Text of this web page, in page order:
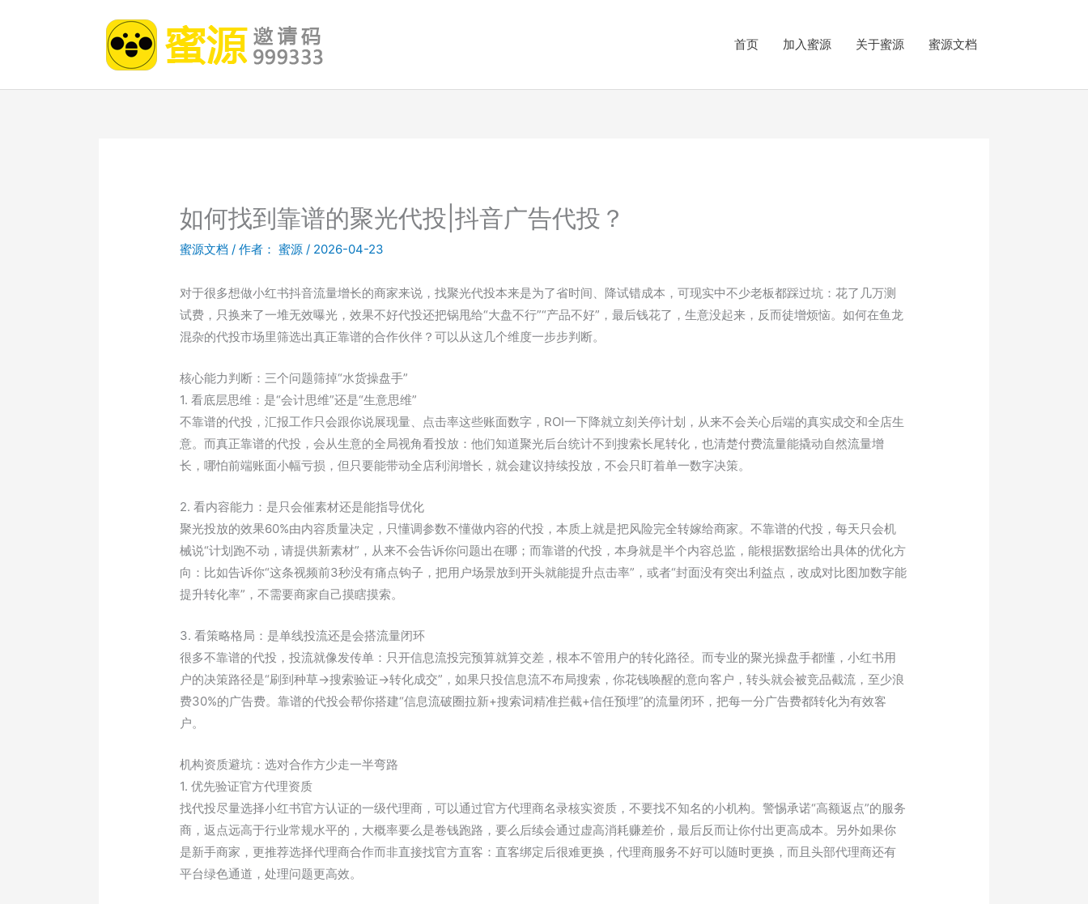
首页 加入蜜源 关于蜜源 蜜源文档
如何找到靠谱的聚光代投|抖音广告代投？
蜜源文档 / 作者： 蜜源/ 2026-04-23
对于很多想做小红书抖音流量增长的商家来说，找聚光代投本来是为了省时间、降试错成本，可现实中不少老板都踩过坑：花了几万测
试费，只换来了一堆无效曝光，效果不好代投还把锅甩给“大盘不行”“产品不好”，最后钱花了，生意没起来，反而徒增烦恼。如何在鱼龙
混杂的代投市场里筛选出真正靠谱的合作伙伴？可以从这几个维度一步步判断。
核心能力判断：三个问题筛掉“水货操盘手”
1. 看底层思维：是“会计思维”还是“生意思维”
不靠谱的代投，汇报工作只会跟你说展现量、点击率这些账面数字，ROI一下降就立刻关停计划，从来不会关心后端的真实成交和全店生
意。而真正靠谱的代投，会从生意的全局视角看投放：他们知道聚光后台统计不到搜索长尾转化，也清楚付费流量能撬动自然流量增
长，哪怕前端账面小幅亏损，但只要能带动全店利润增长，就会建议持续投放，不会只盯着单一数字决策。
2. 看内容能力：是只会催素材还是能指导优化
聚光投放的效果60%由内容质量决定，只懂调参数不懂做内容的代投，本质上就是把风险完全转嫁给商家。不靠谱的代投，每天只会机
械说“计划跑不动，请提供新素材”，从来不会告诉你问题出在哪；而靠谱的代投，本身就是半个内容总监，能根据数据给出具体的优化方
向：比如告诉你“这条视频前3秒没有痛点钩子，把用户场景放到开头就能提升点击率”，或者“封面没有突出利益点，改成对比图加数字能
提升转化率”，不需要商家自己摸瞎摸索。
3. 看策略格局：是单线投流还是会搭流量闭环
很多不靠谱的代投，投流就像发传单：只开信息流投完预算就算交差，根本不管用户的转化路径。而专业的聚光操盘手都懂，小红书用
户的决策路径是“刷到种草→搜索验证→转化成交”，如果只投信息流不布局搜索，你花钱唤醒的意向客户，转头就会被竞品截流，至少浪
费30%的广告费。靠谱的代投会帮你搭建“信息流破圈拉新+搜索词精准拦截+信任预埋”的流量闭环，把每一分广告费都转化为有效客
户。
机构资质避坑：选对合作方少走一半弯路
1. 优先验证官方代理资质
找代投尽量选择小红书官方认证的一级代理商，可以通过官方代理商名录核实资质，不要找不知名的小机构。警惕承诺“高额返点”的服务
商，返点远高于行业常规水平的，大概率要么是卷钱跑路，要么后续会通过虚高消耗赚差价，最后反而让你付出更高成本。另外如果你
是新手商家，更推荐选择代理商合作而非直接找官方直客：直客绑定后很难更换，代理商服务不好可以随时更换，而且头部代理商还有
平台绿色通道，处理问题更高效。